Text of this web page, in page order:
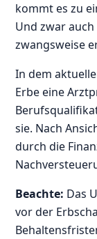
kommt es zu
Und zwar
zwangsweise
In dem
Erbe eine
sie. Nach
durch die
Beachte: Das
vor der